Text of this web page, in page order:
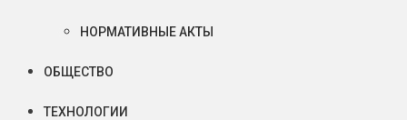
НОРМАТИВНЫЕ АКТЫ
ОБЩЕСТВО
ТЕХНОЛОГИИ